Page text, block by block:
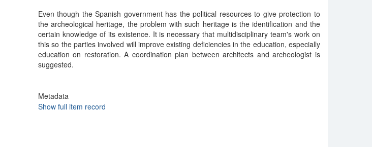
Even though the Spanish government has the political resources to give protection to
the archeological heritage, the problem with such heritage is the identification and the
certain knowledge of its existence. It is necessary that multidisciplinary team's work on
this so the parties involved will improve existing deficiencies in the education, especially
education on restoration. A coordination plan between architects and archeologist is
suggested.
Metadata
Show full item record